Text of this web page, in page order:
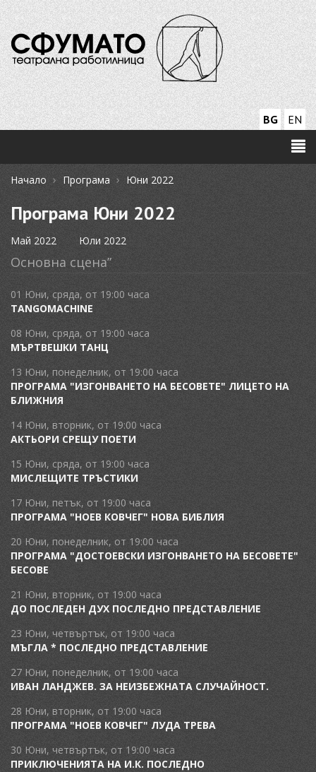
EN
BG
Начало › Програма › Юни 2022
Програма Юни 2022
Май 2022 Юли 2022
Основна сцена”
01 Юни, сряда, от 19:00 часа
TANGOMACHINE
08 Юни, сряда, от 19:00 часа
МЪРТВЕШКИ ТАНЦ
13 Юни, понеделник, от 19:00 часа
ПРОГРАМА "ИЗГОНВАНЕТО НА БЕСОВЕТЕ" ЛИЦЕТО НА
БЛИЖНИЯ
14 Юни, вторник, от 19:00 часа
АКТЬОРИ СРЕЩУ ПОЕТИ
15 Юни, сряда, от 19:00 часа
МИСЛЕЩИТЕ ТРЪСТИКИ
17 Юни, петък, от 19:00 часа
ПРОГРАМА "НОЕВ КОВЧЕГ" НОВА БИБЛИЯ
20 Юни, понеделник, от 19:00 часа
ПРОГРАМА "ДОСТОЕВСКИ ИЗГОНВАНЕТО НА БЕСОВЕТЕ"
БЕСОВЕ
21 Юни, вторник, от 19:00 часа
ДО ПОСЛЕДЕН ДУХ ПОСЛЕДНО ПРЕДСТАВЛЕНИЕ
23 Юни, четвъртък, от 19:00 часа
МЪГЛА * ПОСЛЕДНО ПРЕДСТАВЛЕНИЕ
27 Юни, понеделник, от 19:00 часа
ИВАН ЛАНДЖЕВ. ЗА НЕИЗБЕЖНАТА СЛУЧАЙНОСТ.
28 Юни, вторник, от 19:00 часа
ПРОГРАМА "НОЕВ КОВЧЕГ" ЛУДА ТРЕВА
30 Юни, четвъртък, от 19:00 часа
ПРИКЛЮЧЕНИЯТА НА И.К. ПОСЛЕДНО